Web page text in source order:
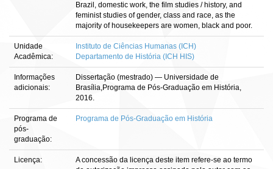
Brazil, domestic work, the film studies / history, and
feminist studies of gender, class and race, as the
majority of housekeepers are women, black and poor.
Unidade
Acadêmica:
Instituto de Ciências Humanas (ICH)
Departamento de História (ICH HIS)
Informações
adicionais:
Dissertação (mestrado) — Universidade de
Brasília,Programa de Pós-Graduação em História,
2016.
Programa de
pós-
graduação:
Programa de Pós-Graduação em História
Licença:
A concessão da licença deste item refere-se ao termo